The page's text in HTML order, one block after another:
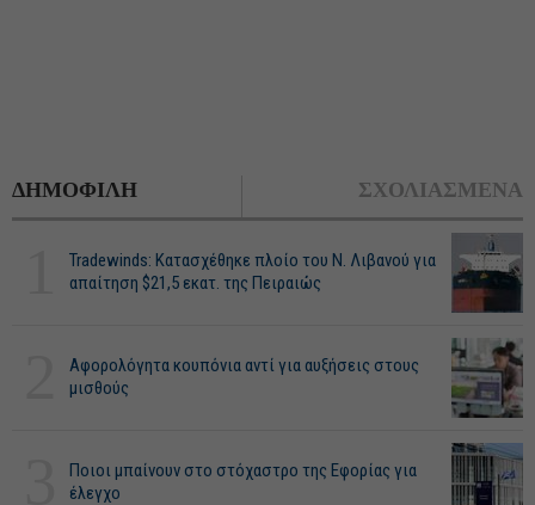
ΔΗΜΟΦΙΛΗ ΣΧΟΛΙΑΣΜΕΝΑ
Tradewinds: Κατασχέθηκε πλοίο του Ν. Λιβανού για
απαίτηση $21,5 εκατ. της Πειραιώς
Αφορολόγητα κουπόνια αντί για αυξήσεις στους
μισθούς
Ποιοι μπαίνουν στο στόχαστρο της Εφορίας για
έλεγχο